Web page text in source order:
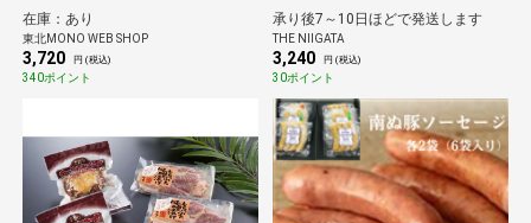
在庫：あり
東北MONO WEB SHOP
3,720 円 (税込)
340ポイント
承り後7～10日ほどで発送します
THE NIIGATA
3,240 円 (税込)
30ポイント